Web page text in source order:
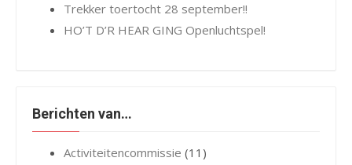
Trekker toertocht 28 september!!
HO’T D’R HEAR GING Openluchtspel!
Berichten van…
Activiteitencommissie (11)